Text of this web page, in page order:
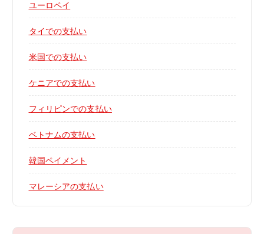
ユーロペイ
タイでの支払い
米国での支払い
ケニアでの支払い
フィリピンでの支払い
ベトナムの支払い
韓国ペイメント
マレーシアの支払い